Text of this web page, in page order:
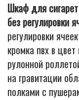
Шкаф для
без регулировки
регулировки
кромка пвх в
рулонной
на гравитации
полками с